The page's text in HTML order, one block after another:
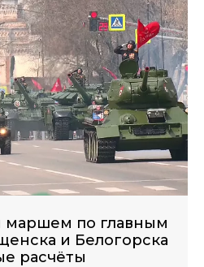
по главным
и Белогорска
расчёты